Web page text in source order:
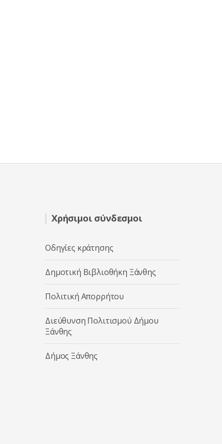
Χρήσιμοι σύνδεσμοι
Οδηγίες κράτησης
Δημοτική Βιβλιοθήκη Ξάνθης
Πολιτική Απορρήτου
Διεύθυνση Πολιτισμού Δήμου
Ξάνθης
Δήμος Ξάνθης